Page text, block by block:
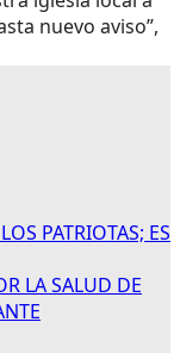
nuevo aviso”,
PATRIOTAS; ES
LA SALUD DE